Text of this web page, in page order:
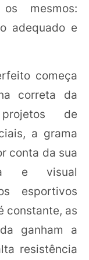
mesmos:
adequado e
começa
correta da
de
a grama
conta da sua
e visual
esportivos
constante, as
ganham a
resistência